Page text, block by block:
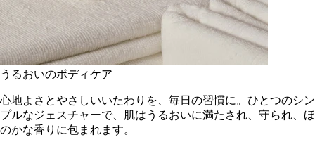
うるおいのボディケア
心地よさとやさしいいたわりを、毎日の習慣に。ひとつのシン
プルなジェスチャーで、肌はうるおいに満たされ、守られ、ほ
のかな香りに包まれます。